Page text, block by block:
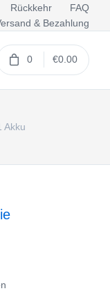
Rückkehr
FAQ
& Bezahlung
0 €0.00
Akku